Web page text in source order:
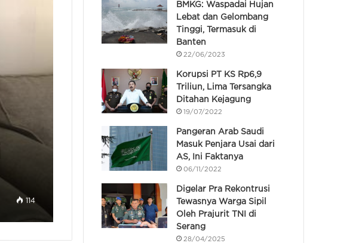
114
BMKG: Waspadai Hujan
Lebat dan Gelombang
Tinggi, Termasuk di
Banten
22/06/2023
Korupsi PT KS Rp6,9
Triliun, Lima Tersangka
Ditahan Kejagung
19/07/2022
Pangeran Arab Saudi
Masuk Penjara Usai dari
AS, Ini Faktanya
06/11/2022
Digelar Pra Rekontrusi
Tewasnya Warga Sipil
Oleh Prajurit TNI di
Serang
28/04/2025